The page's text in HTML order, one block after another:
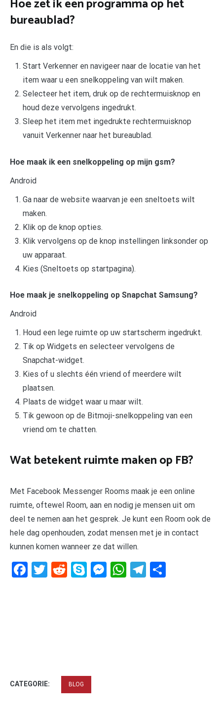
Hoe zet ik een programma op het
bureaublad?
En die is als volgt:
Start Verkenner en navigeer naar de locatie van het
item waar u een snelkoppeling van wilt maken.
Selecteer het item, druk op de rechtermuisknop en
houd deze vervolgens ingedrukt.
Sleep het item met ingedrukte rechtermuisknop
vanuit Verkenner naar het bureaublad.
Hoe maak ik een snelkoppeling op mijn gsm?
Android
Ga naar de website waarvan je een sneltoets wilt
maken.
Klik op de knop opties.
Klik vervolgens op de knop instellingen linksonder op
uw apparaat.
Kies (Sneltoets op startpagina).
Hoe maak je snelkoppeling op Snapchat Samsung?
Android
Houd een lege ruimte op uw startscherm ingedrukt.
Tik op Widgets en selecteer vervolgens de
Snapchat-widget.
Kies of u slechts één vriend of meerdere wilt
plaatsen.
Plaats de widget waar u maar wilt.
Tik gewoon op de Bitmoji-snelkoppeling van een
vriend om te chatten.
Wat betekent ruimte maken op FB?
Met Facebook Messenger Rooms maak je een online
ruimte, oftewel Room, aan en nodig je mensen uit om
deel te nemen aan het gesprek. Je kunt een Room ook de
hele dag openhouden, zodat mensen met je in contact
kunnen komen wanneer ze dat willen.
Facebook
Twitter
RedditSkypeMessenger
WhatsApp
Telegram
CATEGORIE: BLOG